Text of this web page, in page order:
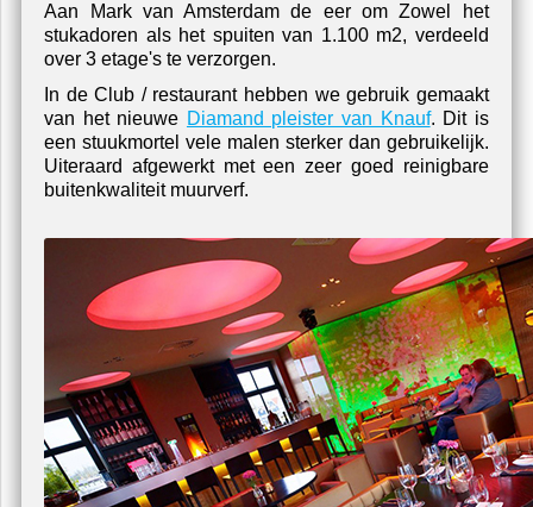
Aan Mark van Amsterdam de eer om Zowel het
stukadoren als het spuiten van 1.100 m2, verdeeld
over 3 etage's te verzorgen.
In de Club / restaurant hebben we gebruik gemaakt
van het nieuwe Diamand pleister van Knauf. Dit is
een stuukmortel vele malen sterker dan gebruikelijk.
Uiteraard afgewerkt met een zeer goed reinigbare
buitenkwaliteit muurverf.